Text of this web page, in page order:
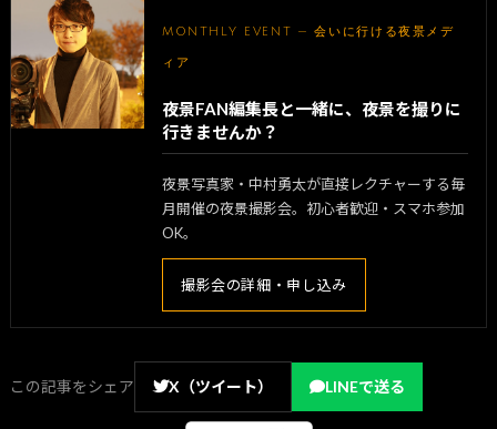
MONTHLY EVENT — 会いに行ける夜景メデ
ィア
夜景FAN編集長と一緒に、夜景を撮りに
行きませんか？
夜景写真家・中村勇太が直接レクチャーする毎
月開催の夜景撮影会。初心者歓迎・スマホ参加
OK。
撮影会の詳細・申し込み
この記事をシェア X（ツイート） LINEで送る